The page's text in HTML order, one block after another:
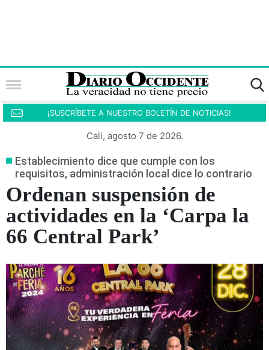
¡SUSCRÍBETE A NUESTRO BOLETÍN DE NOTICIAS!
Cali, agosto 7 de 2026.
Establecimiento dice que cumple con los
requisitos, administración local dice lo contrario
Ordenan suspensión de
actividades en la ‘Carpa la
66 Central Park’